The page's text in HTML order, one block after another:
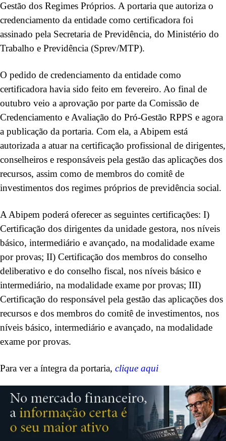
Gestão dos Regimes Próprios. A portaria que autoriza o
credenciamento da entidade como certificadora foi
assinado pela Secretaria de Previdência, do Ministério do
Trabalho e Previdência (Sprev/MTP).
O pedido de credenciamento da entidade como
certificadora havia sido feito em fevereiro. Ao final de
outubro veio a aprovação por parte da Comissão de
Credenciamento e Avaliação do Pró-Gestão RPPS e agora
a publicação da portaria. Com ela, a Abipem está
autorizada a atuar na certificação profissional de dirigentes,
conselheiros e responsáveis pela gestão das aplicações dos
recursos, assim como de membros do comitê de
investimentos dos regimes próprios de previdência social.
A Abipem poderá oferecer as seguintes certificações: I)
Certificação dos dirigentes da unidade gestora, nos níveis
básico, intermediário e avançado, na modalidade exame
por provas; II) Certificação dos membros do conselho
deliberativo e do conselho fiscal, nos níveis básico e
intermediário, na modalidade exame por provas; III)
Certificação do responsável pela gestão das aplicações dos
recursos e dos membros do comitê de investimentos, nos
níveis básico, intermediário e avançado, na modalidade
exame por provas.
Para ver a íntegra da portaria, clique aqui